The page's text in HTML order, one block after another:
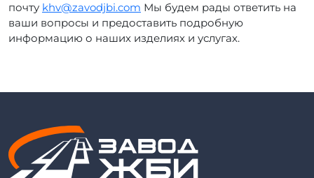
почту khv@zavodjbi.com Мы будем рады ответить на
ваши вопросы и предоставить подробную
информацию о наших изделиях и услугах.